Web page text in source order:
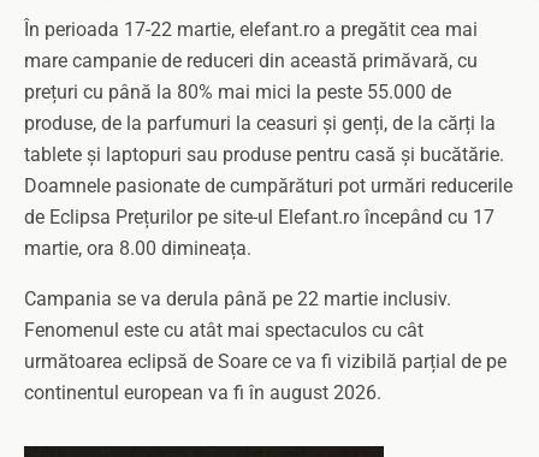
În perioada 17-22 martie, elefant.ro a pregătit cea mai
mare campanie de reduceri din această primăvară, cu
prețuri cu până la 80% mai mici la peste 55.000 de
produse, de la parfumuri la ceasuri și genți, de la cărți la
tablete și laptopuri sau produse pentru casă și bucătărie.
Doamnele pasionate de cumpărături pot urmări reducerile
de Eclipsa Prețurilor pe site-ul Elefant.ro începând cu 17
martie, ora 8.00 dimineața.
Campania se va derula până pe 22 martie inclusiv.
Fenomenul este cu atât mai spectaculos cu cât
următoarea eclipsă de Soare ce va fi vizibilă parțial de pe
continentul european va fi în august 2026.